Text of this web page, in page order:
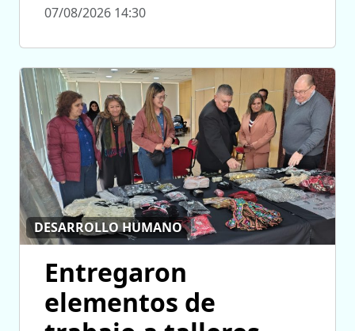
07/08/2026 14:30
DESARROLLO HUMANO
Entregaron
elementos de